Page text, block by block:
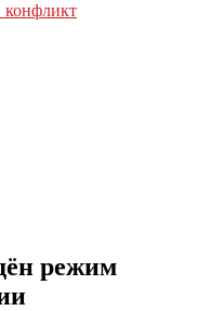
конфликт
режим